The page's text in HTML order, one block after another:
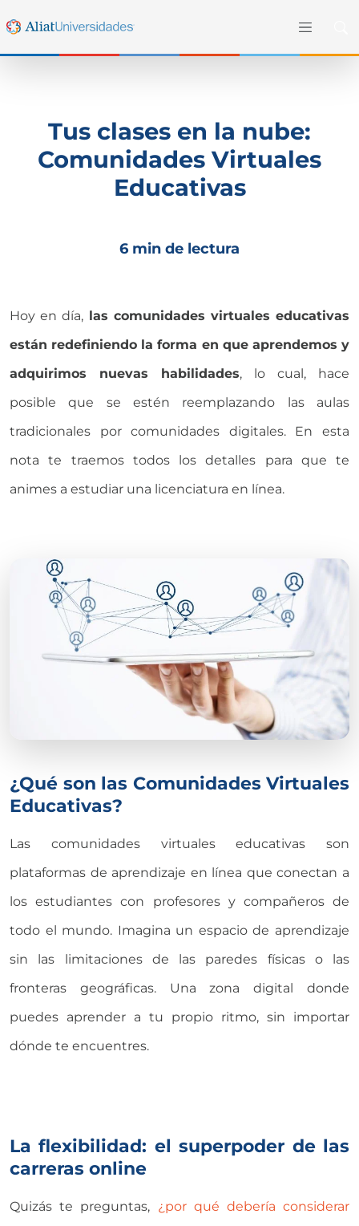
Tus clases en la nube:
Comunidades Virtuales
Educativas
6 min de lectura
Hoy en día, las comunidades virtuales educativas
están redefiniendo la forma en que aprendemos y
adquirimos nuevas habilidades, lo cual, hace
posible que se estén reemplazando lasaulas
tradicionales por comunidades digitales.Enesta
nota te traemos todos los detalles para que te
animes a estudiar una licenciatura en línea.
¿Qué son las Comunidades Virtuales
Educativas?
Las comunidades virtuales educativas son
plataformas de aprendizaje en línea que conectan a
los estudiantes con profesores y compañeros de
todo el mundo. Imagina un espacio de aprendizaje
sin las limitaciones de las paredes físicas o las
fronteras geográficas. Una zona digital donde
puedes aprender a tu propio ritmo, sin importar
dónde te encuentres.
La flexibilidad: el superpoder de las
carreras online
Quizás te preguntas, ¿por qué debería considerar